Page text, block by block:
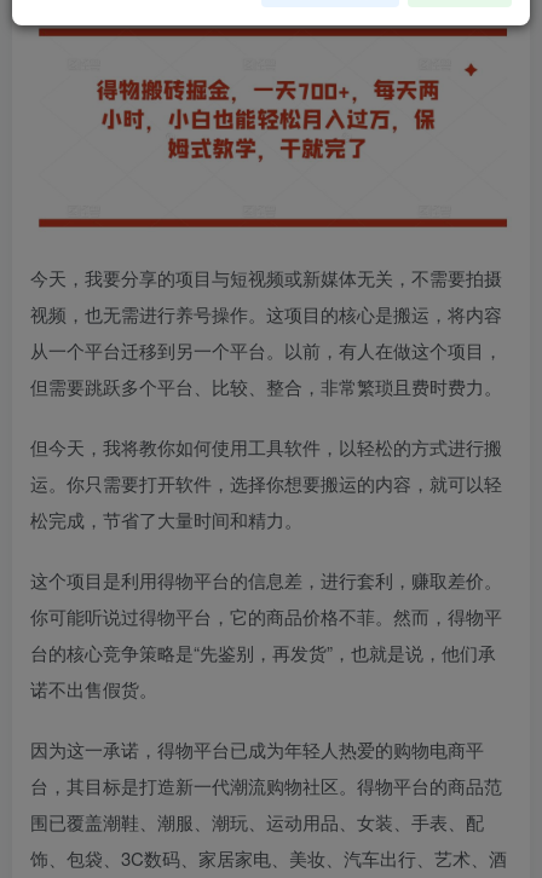
今天，我要分享的项目与短视频或新媒体无关，不需要拍摄
视频，也无需进行养号操作。这项目的核心是搬运，将内容
从一个平台迁移到另一个平台。以前，有人在做这个项目，
但需要跳跃多个平台、比较、整合，非常繁琐且费时费力。
但今天，我将教你如何使用工具软件，以轻松的方式进行搬
运。你只需要打开软件，选择你想要搬运的内容，就可以轻
松完成，节省了大量时间和精力。
这个项目是利用得物平台的信息差，进行套利，赚取差价。
你可能听说过得物平台，它的商品价格不菲。然而，得物平
台的核心竞争策略是“先鉴别，再发货”，也就是说，他们承
诺不出售假货。
因为这一承诺，得物平台已成为年轻人热爱的购物电商平
台，其目标是打造新一代潮流购物社区。得物平台的商品范
围已覆盖潮鞋、潮服、潮玩、运动用品、女装、手表、配
饰、包袋、3C数码、家居家电、美妆、汽车出行、艺术、酒